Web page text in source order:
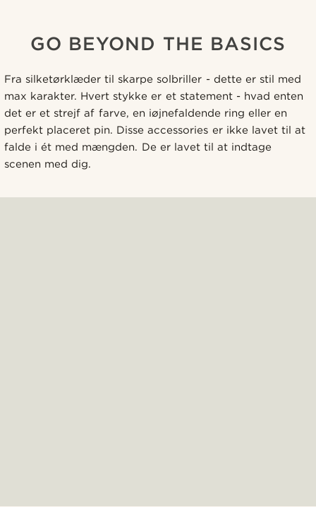
GO BEYOND THE BASICS
Fra silketørklæder til skarpe solbriller - dette er stil med
max karakter. Hvert stykke er et statement - hvad enten
det er et strejf af farve, en iøjnefaldende ring eller en
perfekt placeret pin. Disse accessories er ikke lavet til at
falde i ét med mængden. De er lavet til at indtage
scenen med dig.